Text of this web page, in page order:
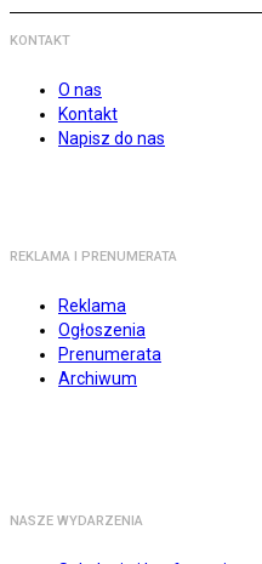
KONTAKT
O nas
Kontakt
Napisz do nas
REKLAMA I PRENUMERATA
Reklama
Ogłoszenia
Prenumerata
Archiwum
NASZE WYDARZENIA